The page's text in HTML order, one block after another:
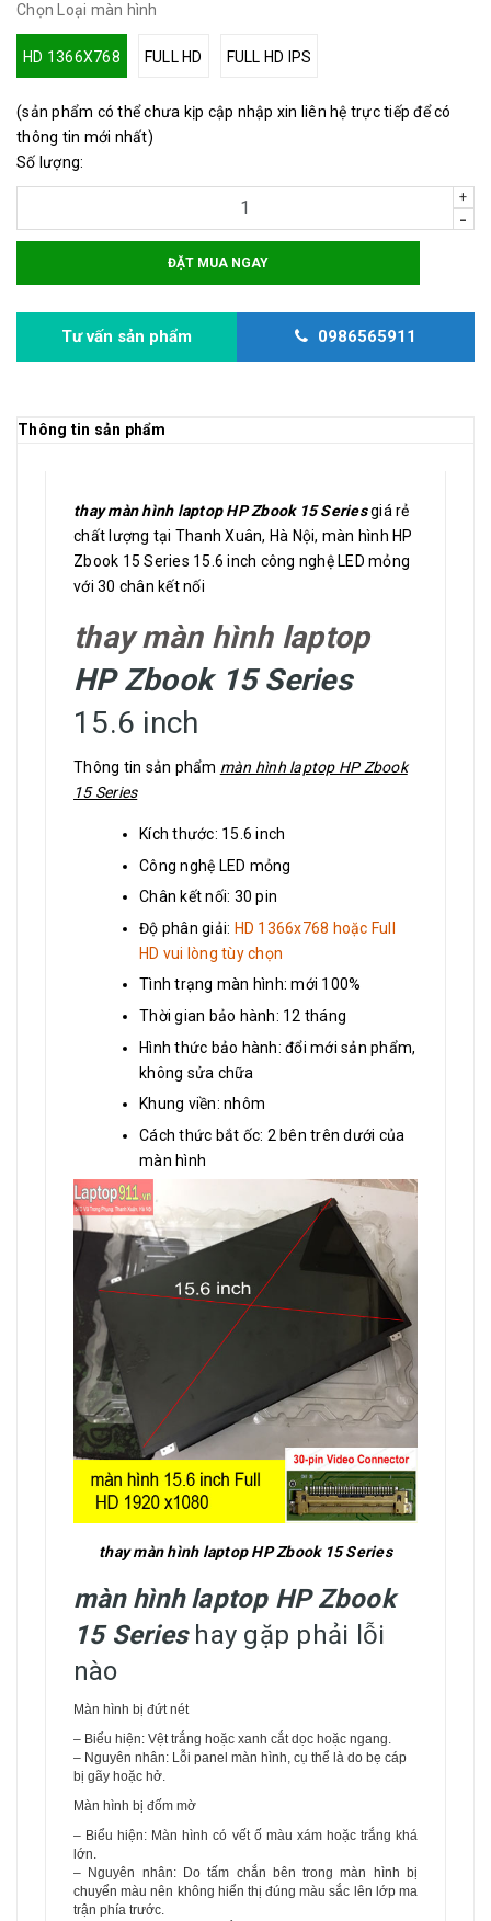
Chọn Loại màn hình
HD 1366X768 FULL HD FULL HD IPS
(sản phẩm có thể chưa kịp cập nhập xin liên hệ trực tiếp để có
thông tin mới nhất)
Số lượng:
+
-
ĐẶT MUA NGAY
Tư vấn sản phẩm 0986565911
Thông tin sản phẩm
thay màn hình laptop HP Zbook 15 Seriesgiá rẻ
chất lượng tại Thanh Xuân, Hà Nội, màn hình HP
Zbook 15 Series 15.6 inch công nghệ LED mỏng
với 30 chân kết nối
thay màn hình laptop
HP Zbook 15 Series
15.6 inch
Thông tin sản phẩm màn hình laptop HP Zbook
15 Series
Kích thước: 15.6 inch
Công nghệ LED mỏng
Chân kết nối: 30 pin
Độ phân giải: HD 1366x768 hoặc Full
HD vui lòng tùy chọn
Tình trạng màn hình: mới 100%
Thời gian bảo hành: 12 tháng
Hình thức bảo hành: đổi mới sản phẩm,
không sửa chữa
Khung viền: nhôm
Cách thức bắt ốc: 2 bên trên dưới của
màn hình
thay màn hình laptop HP Zbook 15 Series
màn hình laptop HP Zbook
15 Serieshay gặp phải lỗi
nào
Màn hình bị đứt nét
– Biểu hiện: Vệt trắng hoặc xanh cắt dọc hoặc ngang.
– Nguyên nhân: Lỗi panel màn hình, cụ thể là do bẹ cáp
bị gãy hoặc hở.
Màn hình bị đốm mờ
– Biểu hiện: Màn hình có vết ố màu xám hoặc trắng khá
lớn.
– Nguyên nhân: Do tấm chắn bên trong màn hình bị
chuyển màu nên không hiển thị đúng màu sắc lên lớp ma
trận phía trước.